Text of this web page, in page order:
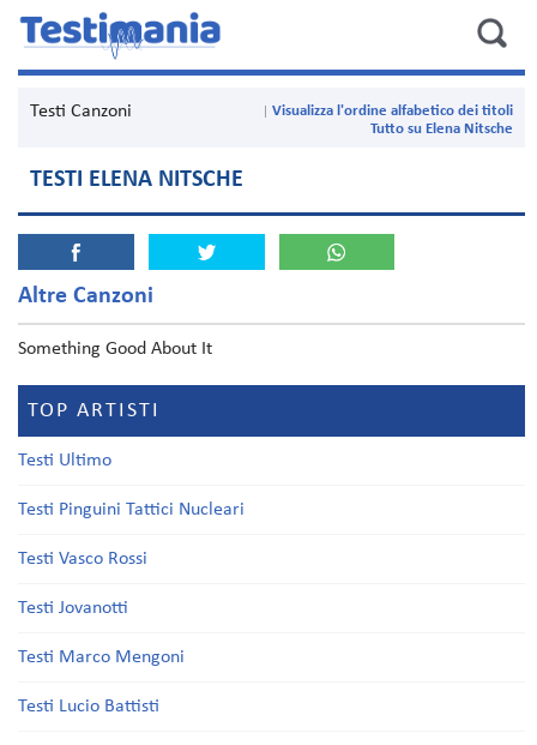
Testi Canzoni
Visualizza l'ordine alfabetico dei titoli
Tutto su Elena Nitsche
TESTI ELENA NITSCHE
Altre Canzoni
Something Good About It
TOP ARTISTI
Testi Ultimo
Testi Pinguini Tattici Nucleari
Testi Vasco Rossi
Testi Jovanotti
Testi Marco Mengoni
Testi Lucio Battisti